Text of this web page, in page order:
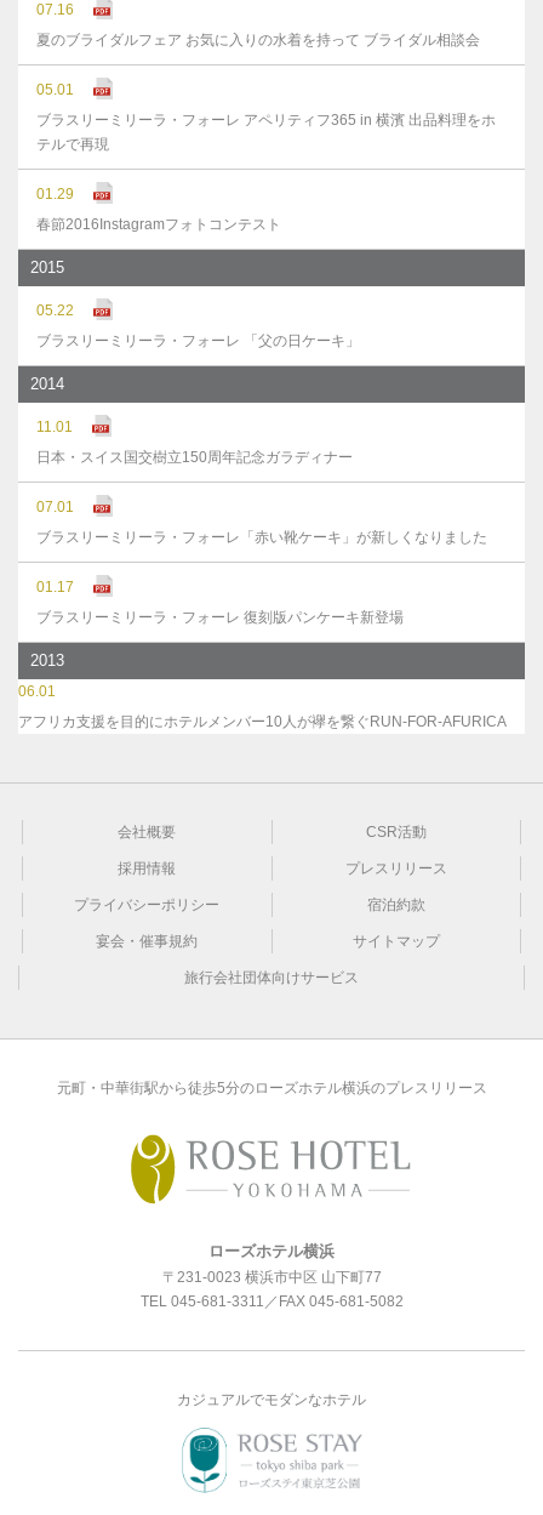
07.16
夏のブライダルフェア お気に入りの水着を持って ブライダル相談会
05.01
ブラスリーミリーラ・フォーレ アペリティフ365 in 横濱 出品料理をホ
テルで再現
01.29
春節2016Instagramフォトコンテスト
2015
05.22
ブラスリーミリーラ・フォーレ 「父の日ケーキ」
2014
11.01
日本・スイス国交樹立150周年記念ガラディナー
07.01
ブラスリーミリーラ・フォーレ「赤い靴ケーキ」が新しくなりました
01.17
ブラスリーミリーラ・フォーレ 復刻版パンケーキ新登場
2013
06.01
アフリカ支援を目的にホテルメンバー10人が襷を繋ぐRUN-FOR-AFURICA
会社概要 CSR活動
採用情報 プレスリリース
プライバシーポリシー 宿泊約款
宴会・催事規約 サイトマップ
旅行会社団体向けサービス
元町・中華街駅から徒歩5分のローズホテル横浜のプレスリリース
ローズホテル横浜
〒231-0023 横浜市中区 山下町77
TEL 045-681-3311 ／FAX 045-681-5082
カジュアルでモダンなホテル